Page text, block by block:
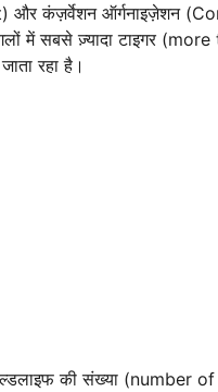
और कंज़र्वेशन ऑर्गनाइज़ेशन
में सबसे ज़्यादा टाइगर
रहा है।
की संख्या (number